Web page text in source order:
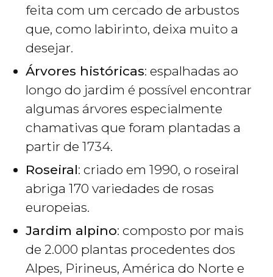
feita com um cercado de arbustos
que, como labirinto, deixa muito a
desejar.
Árvores históricas: espalhadas ao
longo do jardim é possível encontrar
algumas árvores especialmente
chamativas que foram plantadas a
partir de 1734.
Roseiral: criado em 1990, o roseiral
abriga 170 variedades de rosas
europeias.
Jardim alpino: composto por mais
de 2.000 plantas procedentes dos
Alpes, Pirineus, América do Norte e